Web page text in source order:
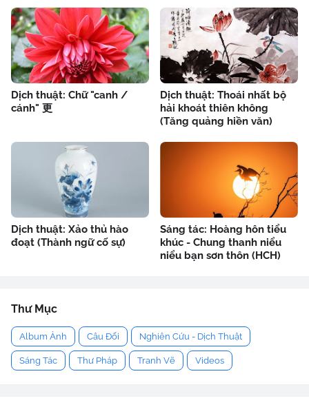
Dịch thuật: Chữ "canh /
cánh" 更
Dịch thuật: Thoái nhất bộ
hải khoát thiên không
(Tăng quảng hiền văn)
Dịch thuật: Xảo thủ hào
đoạt (Thành ngữ cố sự)
Sáng tác: Hoàng hôn tiểu
khúc - Chung thanh niểu
niểu bạn sơn thôn (HCH)
Thư Mục
Album Ảnh Câu Đối Nghiên Cứu - Dịch Thuật
Sáng Tác Thư Pháp Tranh Vẽ Videos